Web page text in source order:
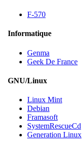
F-570
Informatique
Genma
Geek De France
GNU/Linux
Linux Mint
Debian
Framasoft
SystemRescueCd
Generation Linux